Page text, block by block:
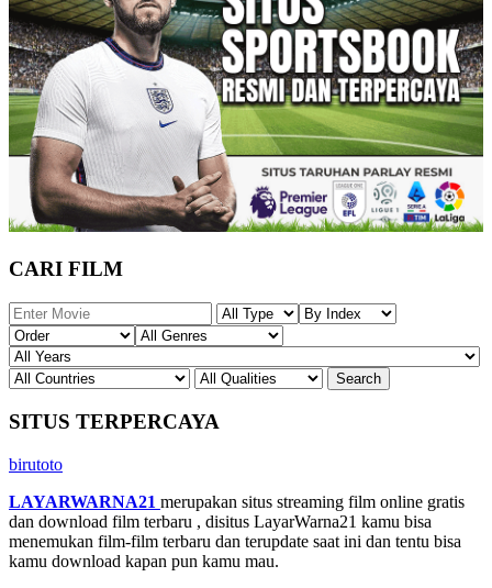
CARI FILM
SITUS TERPERCAYA
birutoto
LAYARWARNA21 merupakan situs streaming film online gratis
dan download film terbaru , disitus LayarWarna21 kamu bisa
menemukan film-film terbaru dan terupdate saat ini dan tentu bisa
kamu download kapan pun kamu mau.